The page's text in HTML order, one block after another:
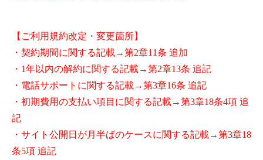
【ご利用規約改定・変更箇所】
・契約期間に関する記載→第2章11条 追加
・1年以内の解約に関する記載→第2章13条 追記
・電話サポートに関する記載→第3章16条 追記
・初期費用の支払い項目に関する記載→第3章18条4項 追
記
・サイト公開日が月半ばのケースに関する記載→第3章18
条5項 追記